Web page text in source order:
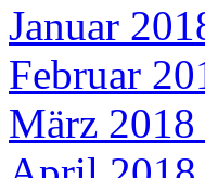
Januar
Februar
März 2018